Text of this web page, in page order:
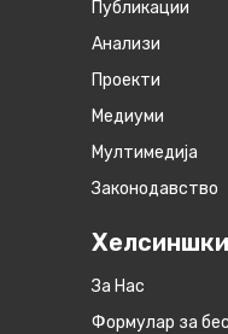
Публикации
Анализи
Проекти
Медиуми
Мултимедија
Законодавство
За Нас
Формулар за